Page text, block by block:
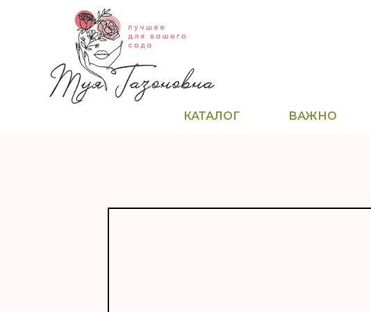
КАТАЛОГ ВАЖНО